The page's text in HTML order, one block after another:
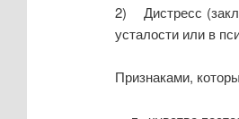
2) Дистресс
усталости или в
Признаками,